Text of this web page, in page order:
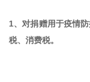
1、对捐赠用于疫情
税、消费税。